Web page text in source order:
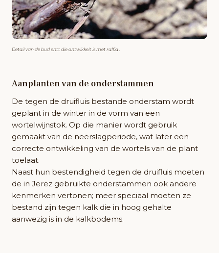
Detail van de bud entt die ontwikkelt is met raffia .
Aanplanten van de onderstammen
De tegen de druifluis bestande onderstam wordt
geplant in de winter in de vorm van een
wortelwijnstok. Op die manier wordt gebruik
gemaakt van de neerslagperiode, wat later een
correcte ontwikkeling van de wortels van de plant
toelaat.
Naast hun bestendigheid tegen de druifluis moeten
de in Jerez gebruikte onderstammen ook andere
kenmerken vertonen; meer speciaal moeten ze
bestand zijn tegen kalk die in hoog gehalte
aanwezig is in de kalkbodems.